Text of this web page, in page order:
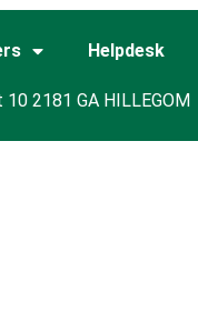
Helpdesk
2181 GA HILLEGOM